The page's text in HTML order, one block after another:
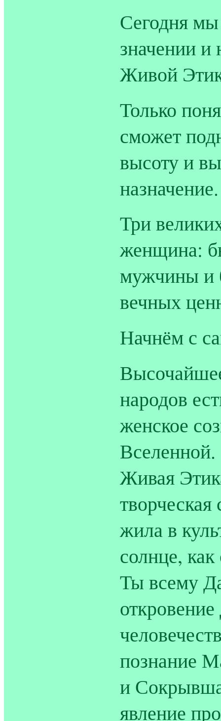
Сегодня
значении и
Живой
Только
сможет
высоту и
назначение.
Три
женщина:
мужчины и
вечных
Начнём с
народов
женское
Вселенной.
Живая
жила в
солнце,
Ты всему
познание
и
явление